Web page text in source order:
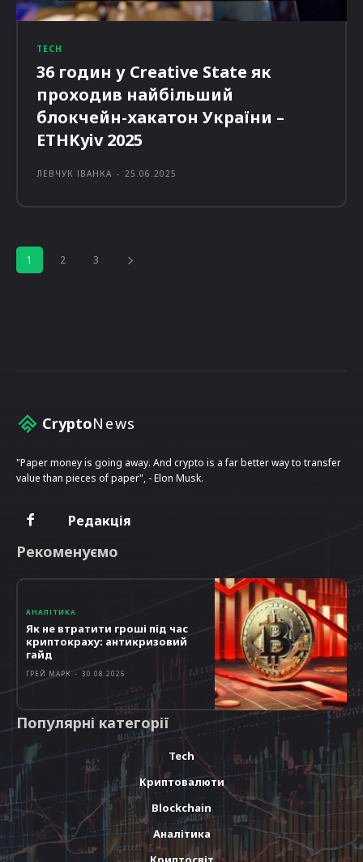
TECH
36 годин у Creative State як
проходив найбільший
блокчейн-хакатон України –
ETHKyiv 2025
ЛЕВЧУК ІВАНКА - 25.06.2025
1 2 3
CryptoNews
"Paper money is going away. And crypto is a far better way to transfer
value than pieces of paper", - Elon Musk.
Редакція
Рекоменуємо
АНАЛІТИКА
Як не втратити гроші під час
криптокраху: антикризовий
гайд
ГРЕЙ МАРК - 30.08.2025
Популярні категорії
Tech
Криптовалюти
Blockchain
Аналітика